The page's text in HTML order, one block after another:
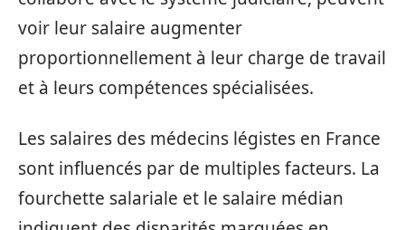
voir leur salaire augmenter
proportionnellement à leur charge de travail
et à leurs compétences spécialisées.
Les salaires des médecins légistes en France
sont influencés par de multiples facteurs. La
fourchette salariale et le salaire médian